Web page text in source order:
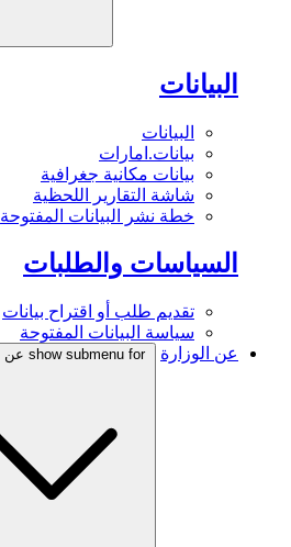
البيانات
البيانات
بيانات.امارات
بيانات مكانية جغرافية
شاشة التقارير اللحظية
خطة نشر البيانات المفتوحة
السياسات والطلبات
تقديم طلب أو اقتراح بيانات
سياسة البيانات المفتوحة
عن الوزارة
show submenu for عن الوزارة